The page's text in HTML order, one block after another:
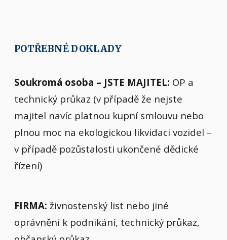
POTŘEBNÉ DOKLADY
Soukromá osoba – JSTE MAJITEL: OP a
technický průkaz (v případě že nejste
majitel navíc platnou kupní smlouvu nebo
plnou moc na ekologickou likvidaci vozidel –
v případě pozůstalosti ukončené dědické
řízení)
FIRMA: živnostenský list nebo jiné
oprávnění k podnikání, technický průkaz,